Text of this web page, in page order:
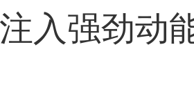
入强劲动